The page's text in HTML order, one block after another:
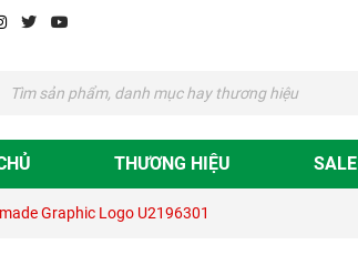
THƯƠNG HIỆU
Graphic Logo U2196301